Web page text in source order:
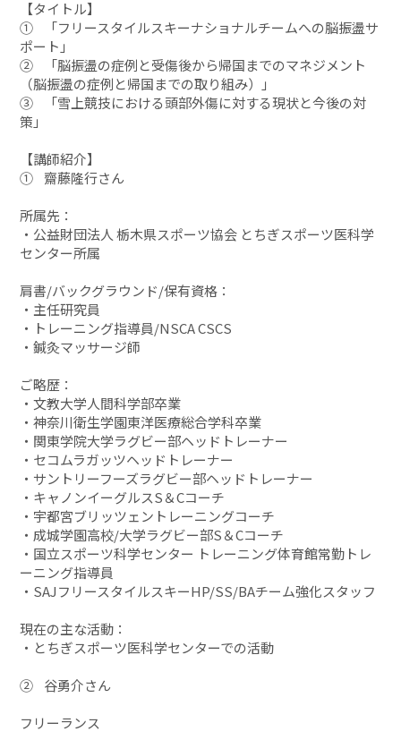
【タイトル】
① 「フリースタイルスキーナショナルチームへの脳振盪サ
ポート」
② 「脳振盪の症例と受傷後から帰国までのマネジメント
（脳振盪の症例と帰国までの取り組み）」
③ 「雪上競技における頭部外傷に対する現状と今後の対
策」
【講師紹介】
① 齋藤隆行さん
所属先：
・公益財団法人 栃木県スポーツ協会 とちぎスポーツ医科学
センター所属
肩書/バックグラウンド/保有資格：
・主任研究員
・トレーニング指導員/NSCA CSCS
・鍼灸マッサージ師
ご略歴：
・文教大学人間科学部卒業
・神奈川衛生学園東洋医療総合学科卒業
・関東学院大学ラグビー部ヘッドトレーナー
・セコムラガッツヘッドトレーナー
・サントリーフーズラグビー部ヘッドトレーナー
・キャノンイーグルスS＆Cコーチ
・宇都宮ブリッツェントレーニングコーチ
・成城学園高校/大学ラグビー部S＆Cコーチ
・国立スポーツ科学センター トレーニング体育館常勤トレ
ーニング指導員
・SAJフリースタイルスキーHP/SS/BAチーム強化スタッフ
現在の主な活動：
・とちぎスポーツ医科学センターでの活動
② 谷勇介さん
フリーランス